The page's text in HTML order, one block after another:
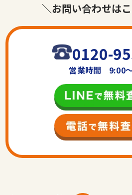
＼お問い合わせは
0120-
営業時間 9:00